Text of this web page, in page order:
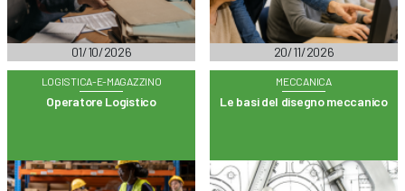
01/10/2026 20/11/2026
LOGISTICA-E-MAGAZZINO
Operatore Logistico
MECCANICA
Le basi del disegno meccanico